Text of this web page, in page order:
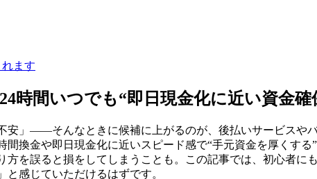
ます
時間いつでも“即日現金化に近い資金
安」——そんなときに候補に上がるのが、後払いサービスや
換金や即日現金化に近いスピード感で“手元資金を厚くす
を誤ると損をしてしまうことも。この記事では、初心者に
感じていただけるはずです。